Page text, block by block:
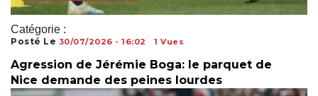
Catégorie :
Posté Le 30/07/2026 - 16:02 1 Vues
Agression de Jérémie Boga: le parquet de
Nice demande des peines lourdes